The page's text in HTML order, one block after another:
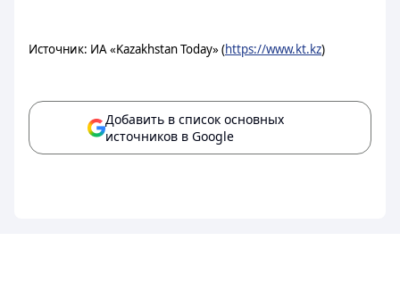
Источник: ИА «Kazakhstan Today» (https://www.kt.kz)
Добавить в список основных
источников в Google